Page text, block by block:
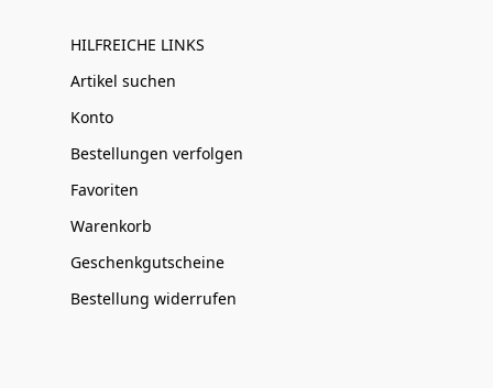
HILFREICHE LINKS
Artikel suchen
Konto
Bestellungen verfolgen
Favoriten
Warenkorb
Geschenkgutscheine
Bestellung widerrufen